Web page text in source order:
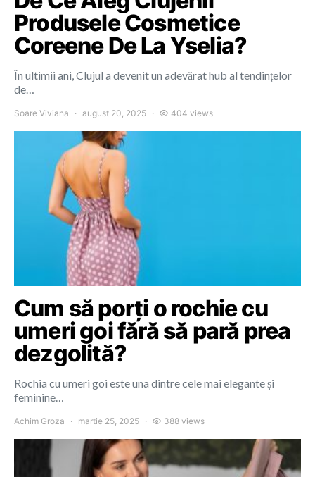
Produsele Cosmetice
Coreene De La Yselia?
În ultimii ani, Clujul a devenit un adevărat hub al tendințelor
de…
Soare Viviana august 20, 2025 404 views
Cum să porți o rochie cu
umeri goi fără să pară prea
dezgolită?
Rochia cu umeri goi este una dintre cele mai elegante și
feminine…
Achim Groza martie 25, 2025 388 views